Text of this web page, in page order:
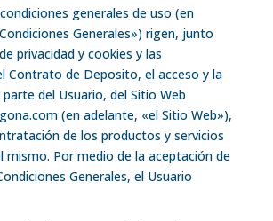
generales de uso (en
Generales») rigen, junto
privacidad y cookies y las
Contrato de Deposito, el acceso y la
del Usuario, del Sitio Web
(en adelante, «el Sitio Web»),
de los productos y servicios
mismo. Por medio de la aceptación de
Generales, el Usuario